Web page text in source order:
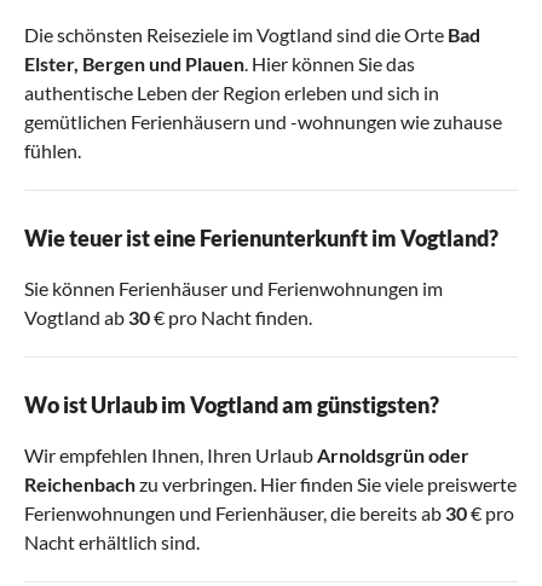
Die schönsten Reiseziele im Vogtland sind die Orte Bad
Elster, Bergenund Plauen. Hier können Sie das
authentische Leben der Region erleben und sich in
gemütlichen Ferienhäusern und -wohnungen wie zuhause
fühlen.
Wie teuer ist eine Ferienunterkunft im Vogtland?
Sie können Ferienhäuser und Ferienwohnungen im
Vogtland ab 30€ pro Nacht finden.
Wo ist Urlaub im Vogtland am günstigsten?
Wir empfehlen Ihnen, Ihren UrlaubArnoldsgrünoder
Reichenbachzu verbringen. Hier finden Sie viele preiswerte
Ferienwohnungen und Ferienhäuser, die bereits ab 30€ pro
Nacht erhältlich sind.